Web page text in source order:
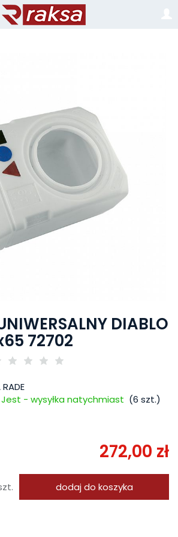
DIABLO
72702
Jest - wysyłka natychmiast (6 szt.)
272,00 zł
dodaj do koszyka